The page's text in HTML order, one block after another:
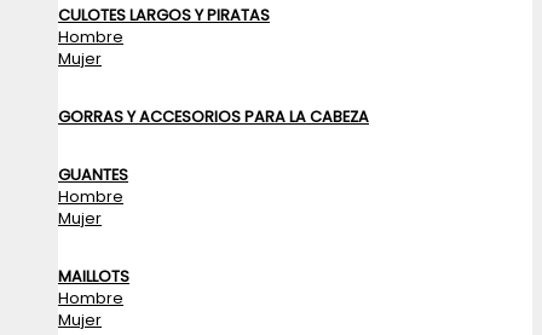
CULOTES LARGOS Y PIRATAS
Hombre
Mujer
GORRAS Y ACCESORIOS PARA LA CABEZA
GUANTES
Hombre
Mujer
MAILLOTS
Hombre
Mujer